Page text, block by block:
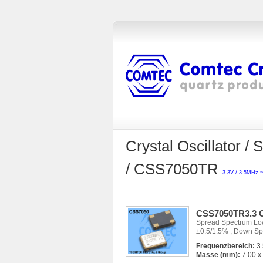
Crystal Oscillator /
/ CSS7050TR 3.3V / 3.5MHz
CSS7050TR3.3
Spread Spectrum
±0.5/1.5% ; Down
Frequenzbereich:
Masse (mm): 7.00 x